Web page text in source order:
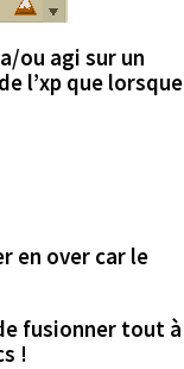
ou agi sur un
l’xp que lorsque
en over car le
fusionner tout à
!